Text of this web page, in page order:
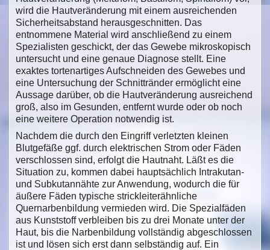
wird die Hautveränderung mit einem ausreichenden
Sicherheitsabstand herausgeschnitten. Das
entnommene Material wird anschließend zu einem
Spezialisten geschickt, der das Gewebe mikroskopisch
untersucht und eine genaue Diagnose stellt. Eine
exaktes tortenartiges Aufschneiden des Gewebes und
eine Untersuchung der Schnittränder ermöglicht eine
Aussage darüber, ob die Hautveränderung ausreichend
groß, also im Gesunden, entfernt wurde oder ob noch
eine weitere Operation notwendig ist.
Nachdem die durch den Eingriff verletzten kleinen
Blutgefäße ggf. durch elektrischen Strom oder Fäden
verschlossen sind, erfolgt die Hautnaht. Läßt es die
Situation zu, kommen dabei hauptsächlich Intrakutan-
und Subkutannähte zur Anwendung, wodurch die für
äußere Fäden typische strickleiterähnliche
Quernarbenbildung vermieden wird. Die Spezialfäden
aus Kunststoff verbleiben bis zu drei Monate unter der
Haut, bis die Narbenbildung vollständig abgeschlossen
ist und lösen sich erst dann selbständig auf. Ein